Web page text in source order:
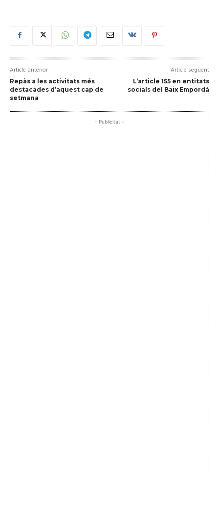
Article anterior
Repàs a les activitats més
destacades d’aquest cap de
setmana
Article següent
L’article 155 en entitats
socials del Baix Empordà
- Publicitat -